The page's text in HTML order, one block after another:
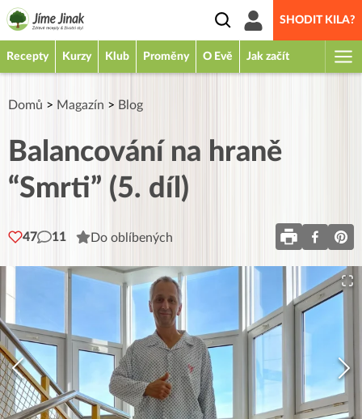
SHODIT KILA?
Recepty Kurzy Klub Proměny O Evě Jak začít
Domů > Magazín > Blog
Balancování na hraně
“Smrti” (5. díl)
47 11 Do oblíbených